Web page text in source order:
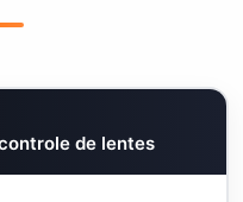
de lentes